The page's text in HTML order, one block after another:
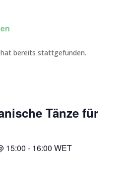
bereits stattgefunden.
Tänze für
15:00 - 16:00 WET